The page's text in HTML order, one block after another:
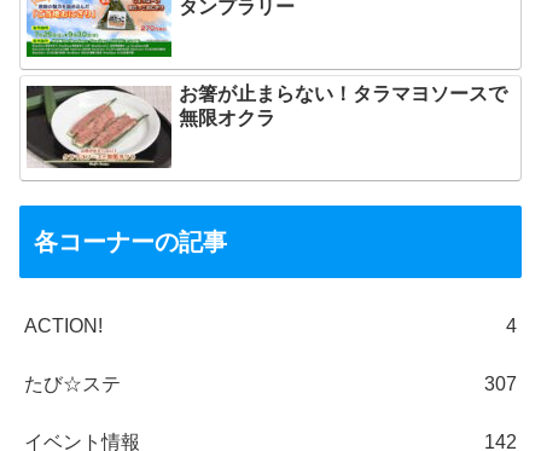
タンプラリー
お箸が止まらない！タラマヨソースで
無限オクラ
各コーナーの記事
ACTION! 4
たび☆ステ 307
イベント情報 142